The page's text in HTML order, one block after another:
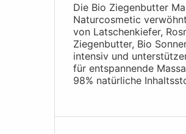
Die Bio Ziegenbutter
Naturcosmetic
von Latschenkiefer,
Ziegenbutter, Bio
intensiv und
für entspannende
98% natürliche